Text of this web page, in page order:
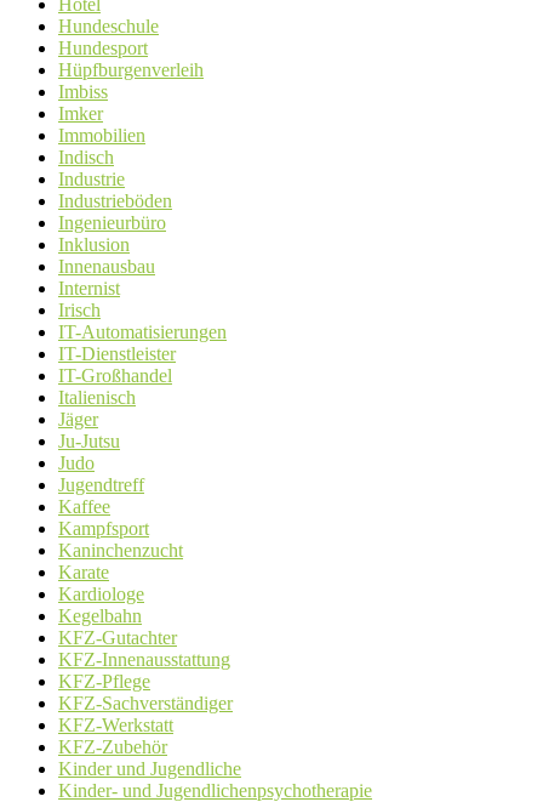
Hundeschule
Hundesport
Hüpfburgenverleih
Imbiss
Imker
Immobilien
Indisch
Industrie
Industrieböden
Ingenieurbüro
Inklusion
Innenausbau
Internist
Irisch
IT-Automatisierungen
IT-Dienstleister
IT-Großhandel
Italienisch
Jäger
Ju-Jutsu
Judo
Jugendtreff
Kaffee
Kampfsport
Kaninchenzucht
Karate
Kardiologe
Kegelbahn
KFZ-Gutachter
KFZ-Innenausstattung
KFZ-Pflege
KFZ-Sachverständiger
KFZ-Werkstatt
KFZ-Zubehör
Kinder und Jugendliche
Kinder- und Jugendlichenpsychotherapie